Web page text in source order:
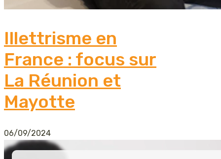
Illettrisme en
France : focus sur
La Réunion et
Mayotte
06/09/2024